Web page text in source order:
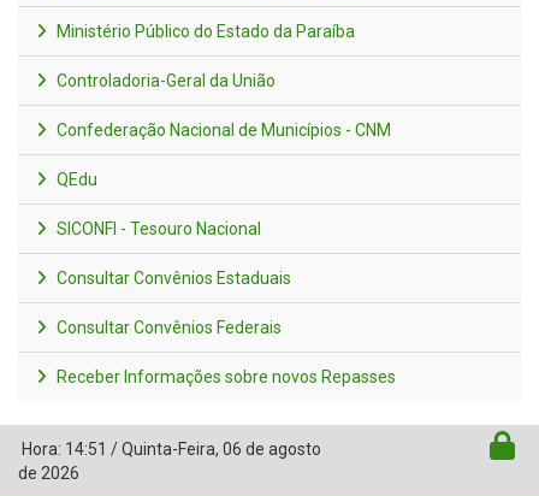
Ministério Público do Estado da Paraíba
Controladoria-Geral da União
Confederação Nacional de Municípios - CNM
QEdu
SICONFI - Tesouro Nacional
Consultar Convênios Estaduais
Consultar Convênios Federais
Receber Informações sobre novos Repasses
Hora: 14:51 /Quinta-Feira, 06 de agosto
de 2026